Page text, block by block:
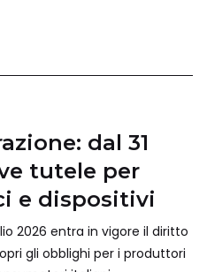
dal 31
tutele per
e dispositivi
2026 entra in vigore il diritto
gli obblighi per i produttori